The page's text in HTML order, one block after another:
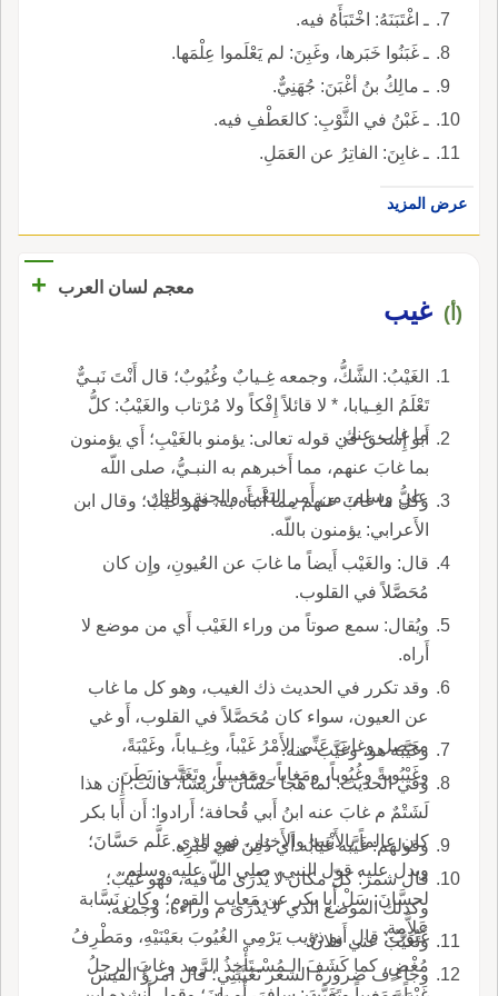
ـ اغْتَبَنَهُ: اخْتَبَأَهُ فيه.
ـ غَبَنُوا خَبَرها، وغَبِنَ: لم يَعْلَموا عِلْمَها.
ـ مالِكُ بنُ أغْبَنَ: جُهَنِيٌّ.
ـ غَبْنُ في الثَّوْبِ: كالعَطْفِ فيه.
ـ غابِنَ: الفاتِرُ عن العَمَلِ.
عرض المزيد
معجم لسان العرب +
(أ) غيب
الغَيْبُ: الشَّكُّ، وجمعه غِـيابٌ وغُيُوبٌ؛ قال أَنْتَ نَبـيٌّ
تَعْلَمُ الغِـيابا، * لا قائلاً إِفْكاً ولا مُرْتاب والغَيْبُ: كلُّ
ما غاب عنك.
أَبو إِسحق في قوله تعالى: يؤمنو بالغَيْبِ؛ أَي يؤمنون
بما غابَ عنهم، مما أَخبرهم به النبـيُّ، صلى اللّه
علي وسلم، من أَمرِ البَعْثِ والجنةِ والنار.
وكلُّ ما غابَ عنهم مما أَنبأَه به، فهو غَيْبٌ؛ وقال ابن
الأَعرابي: يؤمنون باللّه.
قال: والغَيْب أَيضاً ما غابَ عن العُيونِ، وإِن كان
مُحَصَّلاً في القلوب.
ويُقال: سمع صوتاً من وراء الغَيْب أَي من موضع لا
أَراه.
وقد تكرر في الحديث ذك الغيب، وهو كل ما غاب
عن العيون، سواء كان مُحَصَّلاً في القلوب، أَو غي
محصل وغابَ عَنِّي الأَمْرُ غَيْباً، وغِـياباً، وغَيْبَةً،
وغَيْبُوبةً وغُيُوباً، ومَغاباً، ومَغِـيباً، وتَغَيَّب: بَطَنَ.
وغَيَّبه هو، وغَيَّب عنه.
وفي الحديث: لما هَجا حَسَّانُ قريشاً، قالت: إِن هذا
لَشَتْمٌ م غابَ عنه ابنُ أَبي قُحافة؛ أَرادوا: أَن أَبا بكر
كان عالماً بالأَنْسا والأَخبار، فهو الذي عَلَّم حَسَّانَ؛
ويدل عليه قول النبي، صلى اللّ عليه وسلم،
لحسَّانَ: سَلْ أَبا بكر عن مَعايِب القوم؛ وكان نَسَّابة
عَلاَّمة.
وقولهم: غَيَّبه غَيَابُه أَي دُفِنَ في قَبْرِه.
قال شمر: كلّ مكان لا يُدْرَى ما فيه، فهو غَيْبٌ؛
وكذلك الموضع الذي لا يُدْرَى م وراءه، وجمعه:
غُيُوبٌ؛ قال أَبو ذؤيب يَرْمِي الغُيُوبَ بعَيْنَيْهِ، ومَطْرِفُ
مُغْضٍ، كما كَشَفَ الـمُسْـتَأْخِذُ الرَّمِد وغابَ الرجلُ
وتَغَيَّبَ عني فلانٌ.
وجاءَ ف ضرورة الشعر تَغَيَّبَنِي؛ قال امرؤُ القيس